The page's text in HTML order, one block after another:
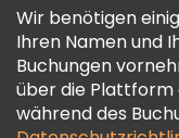
Cookie-Richtlinie
Freetour
Treueprogramm
Wir benötigen
Ihren Namen und
Buchungen
über die Plattform
während des